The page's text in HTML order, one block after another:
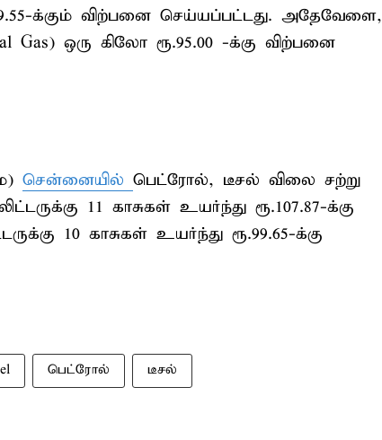
க்கும் விற்பனை செய்யப்பட்டது. அதேவேளை,
Gas) ஒரு கிலோ ரூ.95.00 -க்கு விற்பனை
சென்னையில் பெட்ரோல், டீசல் விலை சற்று
11 காசுகள் உயர்ந்து ரூ.107.87-க்கு
10 காசுகள் உயர்ந்து ரூ.99.65-க்கு
பெட்ரோல் டீசல்